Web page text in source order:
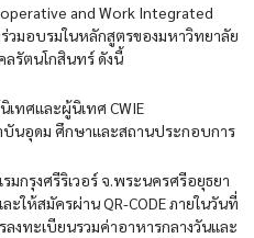
and Work Integrated
ร่วมอบรมในหลักสูตรของมหาวิทยาลัย
ลรัตนโกสินทร์ ดังนี้
ทศและผู้นิเทศ CWIE
บันอุดม ศึกษาและสถานประกอบการ
มกรุงศรีริเวอร์ จ.พระนครศรีอยุธยา
ให้สมัครผ่าน QR-CODE ภายในวันที่
ลงทะเบียนรวมค่าอาหารกลางวันและ